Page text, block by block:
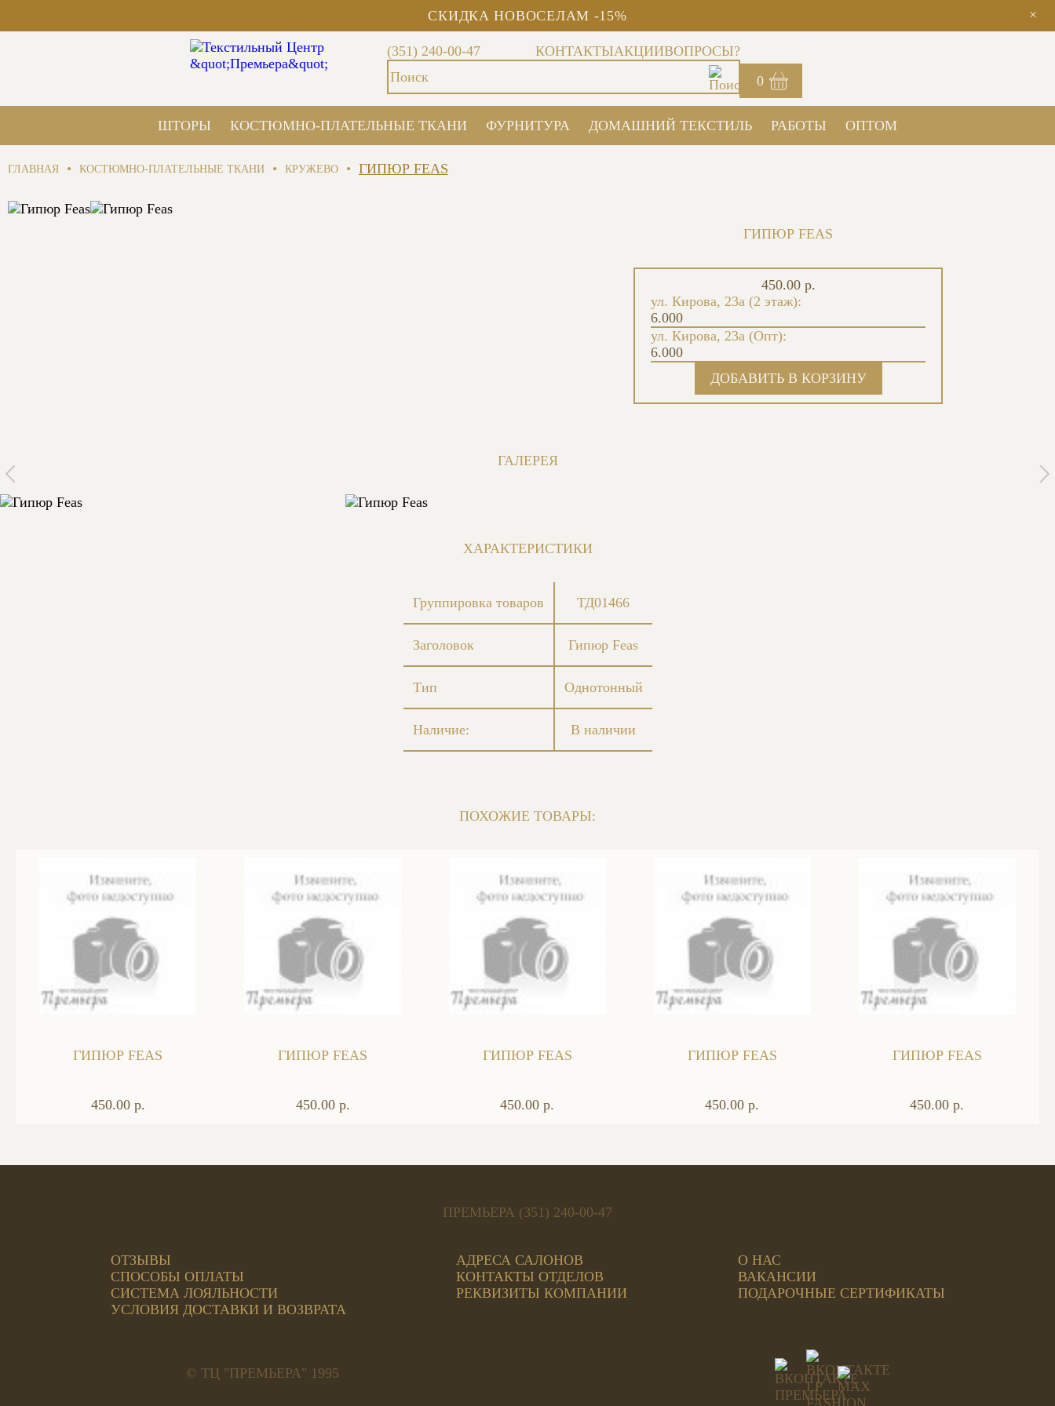
×
СКИДКА НОВОСЕЛАМ -15%
(351) 240-00-47 КОНТАКТЫАКЦИИВОПРОСЫ?
0
ШТОРЫ КОСТЮМНО-ПЛАТЕЛЬНЫЕ ТКАНИ ФУРНИТУРА ДОМАШНИЙ ТЕКСТИЛЬ РАБОТЫ ОПТОМ
ГЛАВНАЯ • КОСТЮМНО-ПЛАТЕЛЬНЫЕ ТКАНИ • КРУЖЕВО • ГИПЮР FEAS
ГИПЮР FEAS
ул. Кирова, 23а (Опт):
6.000
ул. Кирова, 23а (2 этаж):
6.000
450.00 р.
ГАЛЕРЕЯ
ХАРАКТЕРИСТИКИ
Группировка товаров ТД01466
Заголовок Гипюр Feas
Тип Однотонный
Наличие: В наличии
ПОХОЖИЕ ТОВАРЫ:
ГИПЮР FEAS
450.00 р.
ГИПЮР FEAS
450.00 р.
ГИПЮР FEAS
450.00 р.
ГИПЮР FEAS
450.00 р.
ГИПЮР FEAS
450.00 р.
ПРЕМЬЕРА (351) 240-00-47
ОТЗЫВЫ
СПОСОБЫ ОПЛАТЫ
СИСТЕМА ЛОЯЛЬНОСТИ
УСЛОВИЯ ДОСТАВКИ И ВОЗВРАТА
АДРЕСА САЛОНОВ
КОНТАКТЫ ОТДЕЛОВ
РЕКВИЗИТЫ КОМПАНИИ
О НАС
ВАКАНСИИ
ПОДАРОЧНЫЕ СЕРТИФИКАТЫ
© ТЦ "ПРЕМЬЕРА" 1995